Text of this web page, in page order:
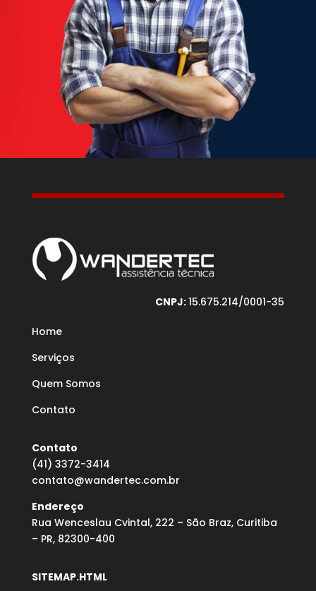
CNPJ:15.675.214/0001-35
Home
Serviços
Quem Somos
Contato
Contato
(41) 3372-3414
contato@wandertec.com.br
Endereço
Rua Wenceslau Cvintal, 222 – São Braz, Curitiba
– PR, 82300-400
SITEMAP.HTML